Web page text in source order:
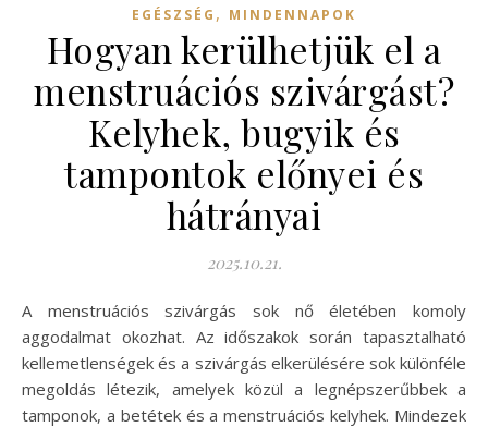
EGÉSZSÉG , MINDENNAPOK
Hogyan kerülhetjük el a
menstruációs szivárgást?
Kelyhek, bugyik és
tampontok előnyei és
hátrányai
2025.10.21.
A menstruációs szivárgás sok nő életében komoly
aggodalmat okozhat. Az időszakok során tapasztalható
kellemetlenségek és a szivárgás elkerülésére sok különféle
megoldás létezik, amelyek közül a legnépszerűbbek a
tamponok, a betétek és a menstruációs kelyhek. Mindezek